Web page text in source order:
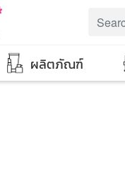
ผลิตภัณฑ์